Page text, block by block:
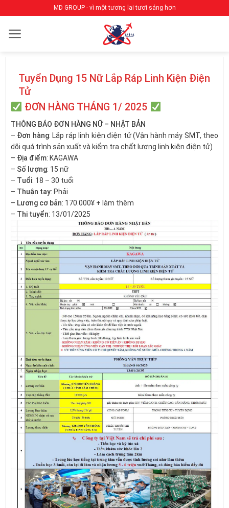
qua
nội
MD GROUP - vì một tương lai tươi sáng hơn
Tuyển Dụng 15 Nữ Lắp Ráp Linh Kiện Điện
Tử
ĐƠN HÀNG THÁNG 1/ 2025
THÔNG BÁO ĐƠN HÀNG NỮ – NHẬT BẢN
– Đơn hàng: Lắp ráp linh kiện điện tử (Vận hành máy SMT, theo
dõi quá trình sản xuất và kiểm tra chất lượng linh kiện điện tử)
– Địa điểm: KAGAWA
– Số lượng: 15 nữ
– Tuổi: 18 – 30 tuổi
– Thuận tay: Phải
– Lương cơ bản: 170.000¥ + làm thêm
– Thi tuyển: 13/01/2025